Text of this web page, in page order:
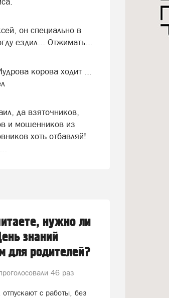
он специально в
ездил... Отжимать...
корова ходит ...
да взяточников,
и мошенников из
хоть отбавляй!
нужно ли
знаний
для родителей?
46 раз
с работы, без